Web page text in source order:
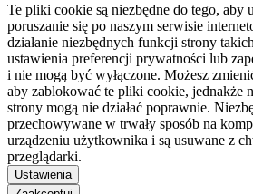
Te pliki cookie są niezbędne do tego, aby
poruszanie się po naszym serwisie
działanie niezbędnych funkcji strony
ustawienia preferencji prywatności lub
i nie mogą być wyłączone. Możesz
aby zablokować te pliki cookie, jednakże
strony mogą nie działać poprawnie.
przechowywane w trwały sposób na
urządzeniu użytkownika i są usuwane z
przeglądarki.
Ustawienia